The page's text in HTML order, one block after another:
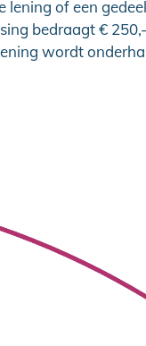
lening of een
bedraagt €
wordt